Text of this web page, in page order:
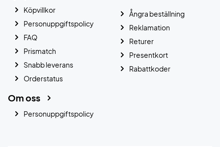
Köpvillkor
Personuppgiftspolicy
FAQ
Prismatch
Snabb leverans
Orderstatus
Ångra beställning
Reklamation
Returer
Presentkort
Rabattkoder
Om oss
Personuppgiftspolicy